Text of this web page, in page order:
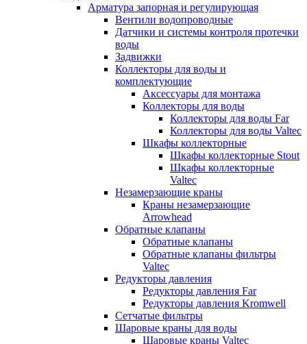
Арматура запорная и регулирующая
Вентили водопроводные
Датчики и системы контроля протечки
воды
Задвижки
Коллекторы для воды и
комплектующие
Аксессуары для монтажа
Коллекторы для воды
Коллекторы для воды Far
Коллекторы для воды Valtec
Шкафы коллекторные
Шкафы коллекторные Stout
Шкафы коллекторные
Valtec
Незамерзающие краны
Краны незамерзающие
Arrowhead
Обратные клапаны
Обратные клапаны
Обратные клапаны фильтры
Valtec
Редукторы давления
Редукторы давления Far
Редукторы давления Kromwell
Сетчатые фильтры
Шаровые краны для воды
Шаровые краны Valtec